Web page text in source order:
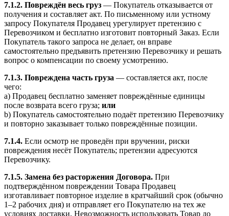
7.1.2. Повреждён весь груз — Покупатель отказывается от
получения и составляет акт. По письменному или устному
запросу Покупателя Продавец урегулирует претензию с
Перевозчиком и бесплатно изготовит повторный Заказ. Если
Покупатель такого запроса не делает, он вправе
самостоятельно предъявить претензию Перевозчику и решать
вопрос о компенсации по своему усмотрению.
7.1.3. Повреждена часть груза — составляется акт, после
чего:
a) Продавец бесплатно заменяет повреждённые единицы
после возврата всего груза; или
b) Покупатель самостоятельно подаёт претензию Перевозчику
и повторно заказывает только повреждённые позиции.
7.1.4. Если осмотр не проведён при вручении, риски
повреждения несёт Покупатель; претензии адресуются
Перевозчику.
7.1.5. Замена без расторжения Договора. При
подтверждённом повреждении Товара Продавец
изготавливает повторное изделие в кратчайший срок (обычно
1–2 рабочих дня) и отправляет его Покупателю на тех же
условиях доставки. Невозможность использовать Товар до